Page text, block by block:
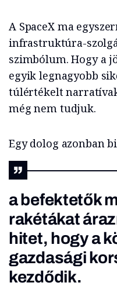
A SpaceX ma
infrastruktúra-
szimbólum. Hogy a
egyik legnagyobb
túlértékelt
még nem tudjuk.
Egy dolog azonban
a befektetők
rakétákat
hitet, hogy a
gazdasági
kezdődik.